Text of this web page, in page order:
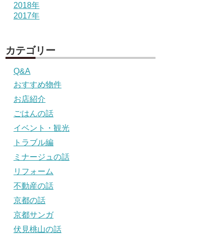
2018年
2017年
カテゴリー
Q&A
おすすめ物件
お店紹介
ごはんの話
イベント・観光
トラブル編
ミナージュの話
リフォーム
不動産の話
京都の話
京都サンガ
伏見桃山の話